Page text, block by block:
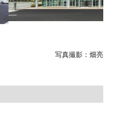
写真撮影：畑亮